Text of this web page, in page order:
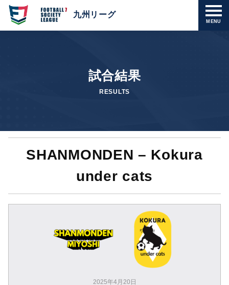
MENU
九州リーグ
試合結果
RESULTS
SHANMONDEN – Kokura
under cats
2025年4月20日